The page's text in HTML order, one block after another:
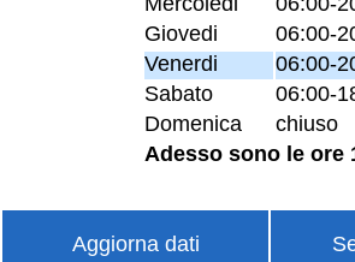
Giovedi
06:00-
Venerdi
06:00-
Sabato
06:00-
Domenica
chiuso
Adesso sono le ore
Aggiorna dati